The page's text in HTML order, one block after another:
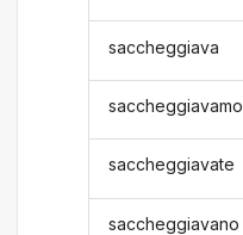
saccheggiava
saccheggiavamo
saccheggiavate
saccheggiavano